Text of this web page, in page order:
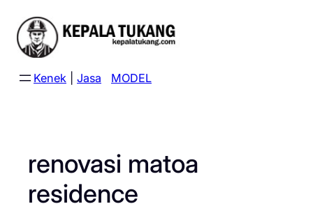
content
Kenek Jasa MODEL
renovasi matoa
residence